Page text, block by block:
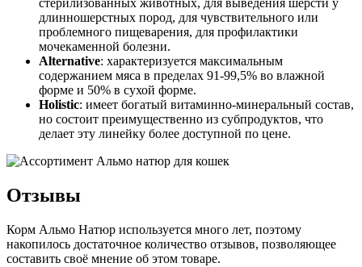
стерилизованных животных, для выведения шерсти у
длинношерстных пород, для чувствительного или
проблемного пищеварения, для профилактики
мочекаменной болезни.
Alternative: характеризуется максимальным
содержанием мяса в пределах 91-99,5% во влажной
форме и 50% в сухой форме.
Holistic: имеет богатый витаминно-минеральный состав,
но состоит преимущественно из субпродуктов, что
делает эту линейку более доступной по цене.
Отзывы
Корм Альмо Натюр используется много лет, поэтому
накопилось достаточное количество отзывов, позволяющее
составить своё мнение об этом товаре.